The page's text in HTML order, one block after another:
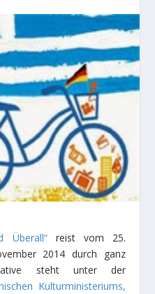
Überall“reist vom 25.
2014 durch ganz
steht unter der
Kulturministeriums,